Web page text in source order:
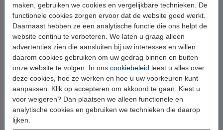
maken, gebruiken we cookies en vergelijkbare technieken. De
functionele cookies zorgen ervoor dat de website goed werkt.
Daarnaast hebben ze een analytische functie die ons helpt de
website continu te verbeteren. We laten u graag alleen
advertenties zien die aansluiten bij uw interesses en willen
daarom cookies gebruiken om uw gedrag binnen en buiten
onze website te volgen. In ons cookiebeleid leest u alles over
deze cookies, hoe ze werken en hoe u uw voorkeuren kunt
aanpassen. Klik op accepteren om akkoord te gaan. Kiest u
voor weigeren? Dan plaatsen we alleen functionele en
analytische cookies en gebruiken we technieken die daarop
lijken.
Oud voor nieuw: uw oude apparaat
Bestel mee:
123led LED lamp E14 | Kogel G45 | Mat | 2700K
| 2.5W (25W)
123led LED lamp E14 | Kogel G45 | Mat | 2700K
| Dimbaar | 2.5W (25W)
€ 2,95